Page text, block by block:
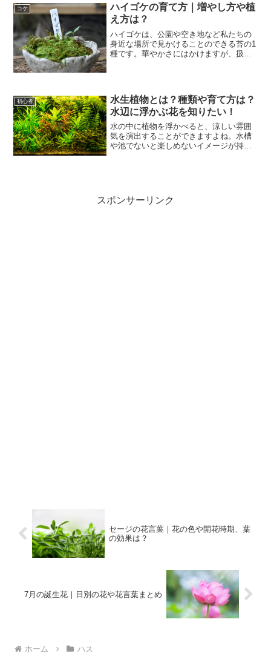
が煮物やきんぴらにして楽し...
コケ
ハイゴケの育て方｜増やし方や植
え方は？
ハイゴケは、公園や空き地など私たちの
身近な場所で見かけることのできる苔の1
種です。華やかさにはかけますが、扱い
初心者
水生植物とは？種類や育て方は？
水辺に浮かぶ花を知りたい！
水の中に植物を浮かべると、涼しい雰囲
気を演出することができますよね。水槽
や池でないと楽しめないイメージが持た
スポンサーリンク
セージの花言葉｜花の色や開花時期、葉
の効果は？
7月の誕生花｜日別の花や花言葉まとめ
ホーム ハス